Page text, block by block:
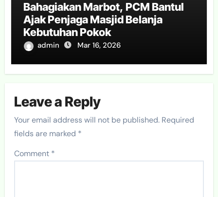
Bahagiakan Marbot, PCM Bantul
Ajak Penjaga Masjid Belanja
Kebutuhan Pokok
admin Mar 16, 2026
Leave a Reply
Your email address will not be published. Required
fields are marked *
Comment *